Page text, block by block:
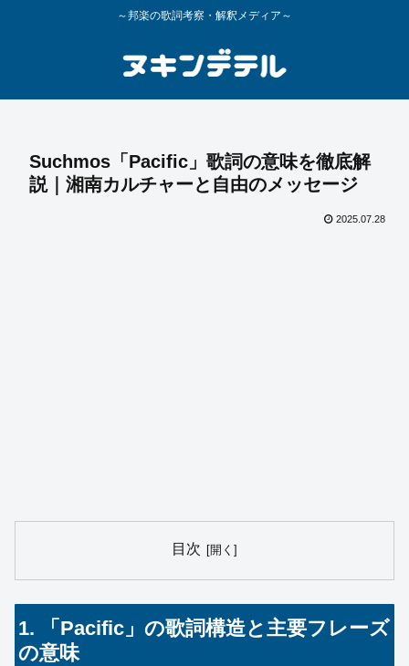
～邦楽の歌詞考察・解釈メディア～
Suchmos「Pacific」歌詞の意味を徹底解
説｜湘南カルチャーと自由のメッセージ
2025.07.28
目次
1. 「Pacific」の歌詞構造と主要フレーズ
の意味